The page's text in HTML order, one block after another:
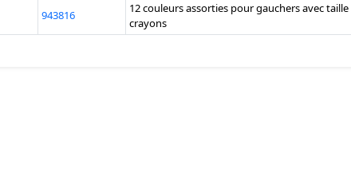
943816
12 couleurs assorties pour gauchers avec taille
crayons